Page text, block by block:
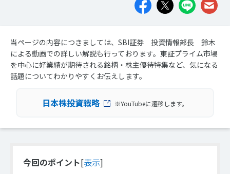
当ページの内容につきましては、SBI証券 投資情報部長 鈴木
による動画での詳しい解説も行っております。東証プライム市場
を中心に好業績が期待される銘柄・株主優待特集など、気になる
話題についてわかりやすくお伝えします。
日本株投資戦略 ※YouTubeに遷移します。
今回のポイント[表示]